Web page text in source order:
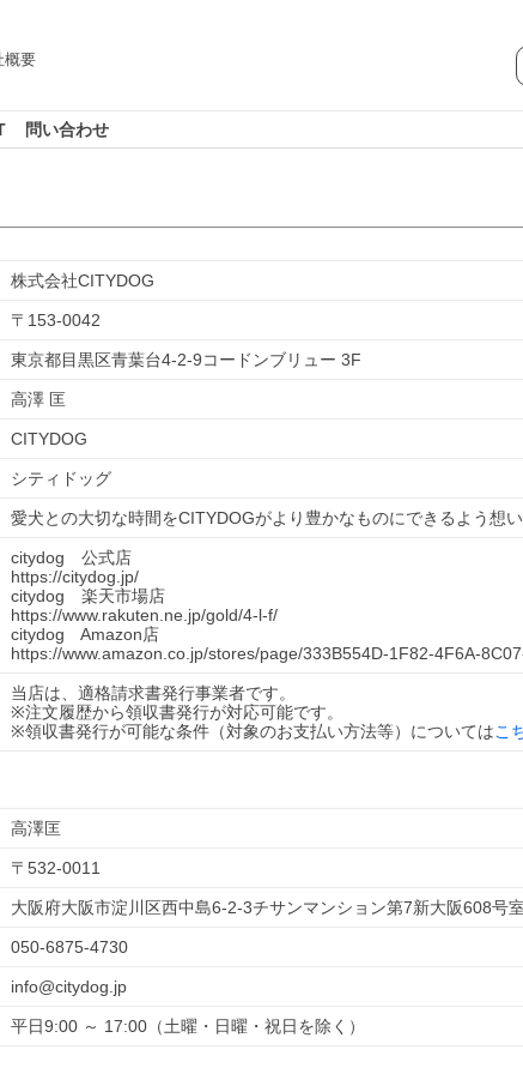
概要
問い合わせ
株式会社CITYDOG
〒 153-0042
東京都目黒区青葉台4-2-9コードンブリュー 3F
高澤 匡
CITYDOG
シティドッグ
愛犬との大切な時間をCITYDOGがより豊かなものにできるよう想
citydog　公式店
https://citydog.jp/
citydog　楽天市場店
https://www.rakuten.ne.jp/gold/4-l-f/
citydog　Amazon店
https://www.amazon.co.jp/stores/page/333B554D-1F82-4F6A-
当店は、適格請求書発行事業者です。
※注文履歴から領収書発行が対応可能です。
※領収書発行が可能な条件（対象のお支払い方法等）についてはこ
高澤匡
〒 532-0011
大阪府大阪市淀川区西中島6-2-3チサンマンション第7新大阪608号室
050-6875-4730
info@citydog.jp
平日9:00 ～ 17:00（土曜・日曜・祝日を除く）